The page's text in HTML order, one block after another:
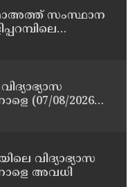
സംസ്ഥാന
(07/08/2026),
വിദ്യാഭ്യാസ
അവധി